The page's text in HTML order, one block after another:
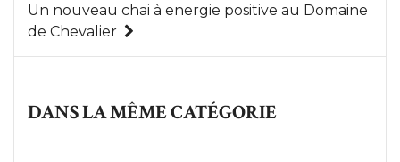
Un nouveau chai à energie positive au Domaine
de Chevalier
DANS LA MÊME CATÉGORIE